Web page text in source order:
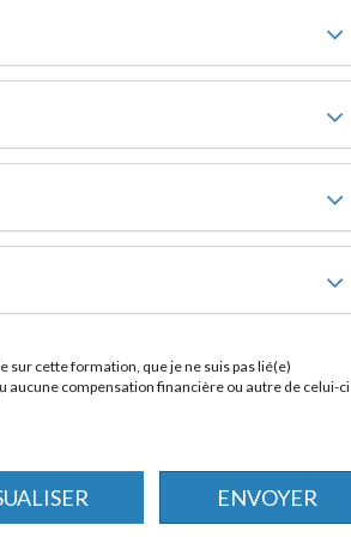
cette formation, que je ne suis pas lié(e)
aucune compensation financière ou autre de celui-ci
ENVOYER